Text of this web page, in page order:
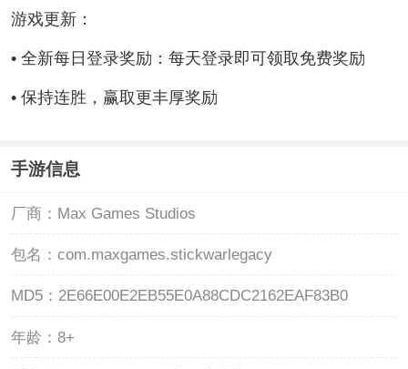
游戏更新：
• 全新每日登录奖励：每天登录即可领取免费奖励
• 保持连胜，赢取更丰厚奖励
手游信息
厂商： Max Games Studios
包名： com.maxgames.stickwarlegacy
MD5： 2E66E00E2EB55E0A88CDC2162EAF83B0
年龄： 8+